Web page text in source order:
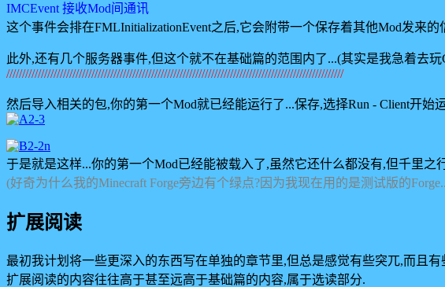
IMCEvent 接收Mod间通讯
这个事件会排在FMLInitializationEvent之后,它会附带一个保存着其他Mod发来的
此外,还有几个服务器事件,但这个就不在基础篇的范围内了...(其实是我急着去
///////////////////////////////////////////////////////////////////////////////////////////////////////////
然后导入相关的包,你的第一个Mod就已经能运行了...保存,选择Run - Client开始
于是就是这样...你的第一个Mod已经能被载入了,虽然它还什么都没有,但千里之
(好奇为什么我的Minecraft Forge旁边有个绿点?因为我现在用的是测试版的
扩展阅读
最初我计划将一些更深入的东西写在单独的章节里,但总是感觉有些突兀,而且
扩展阅读的内容往往高于甚至远高于基础篇的内容,属于选读部分.